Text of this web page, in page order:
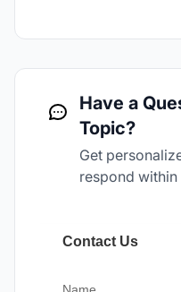
Have a
Topic?
Get
respond